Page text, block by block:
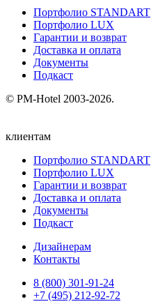
Портфолио STANDART
Портфолио LUX
Гарантии и возврат
Доставка и оплата
Документы
Подкаст
© PM-Hotel 2003-2026.
клиентам
Портфолио STANDART
Портфолио LUX
Гарантии и возврат
Доставка и оплата
Документы
Подкаст
Дизайнерам
Контакты
8 (800) 301‑91‑24
+7 (495) 212‑92‑72